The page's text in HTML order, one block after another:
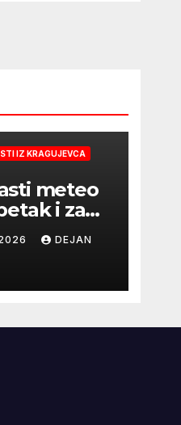
IZ KRAGUJEVCA
meteo
i za
rizik
i širenja
i dalje
DEJAN